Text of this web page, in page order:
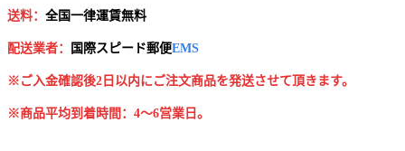
送料： 全国一律運賃無料
配送業者： 国 際スピード郵便EMS
※ご入金確認後2日以内にご注文商品を発送させて頂きます。
※商品平均到着時間：4～6営業日。